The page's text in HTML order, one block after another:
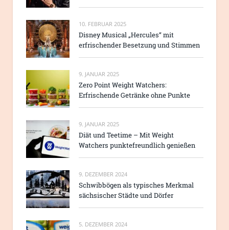
10. FEBRUAR 2025
Disney Musical „Hercules“ mit
erfrischender Besetzung und Stimmen
9. JANUAR 2025
Zero Point Weight Watchers:
Erfrischende Getränke ohne Punkte
9. JANUAR 2025
Diät und Teetime – Mit Weight
Watchers punktefreundlich genießen
9. DEZEMBER 2024
Schwibbögen als typisches Merkmal
sächsischer Städte und Dörfer
5. DEZEMBER 2024